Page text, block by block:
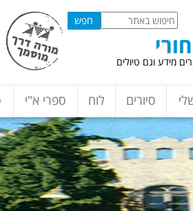
מידע וגם טיולים
סיורים לוח ספרי א"י